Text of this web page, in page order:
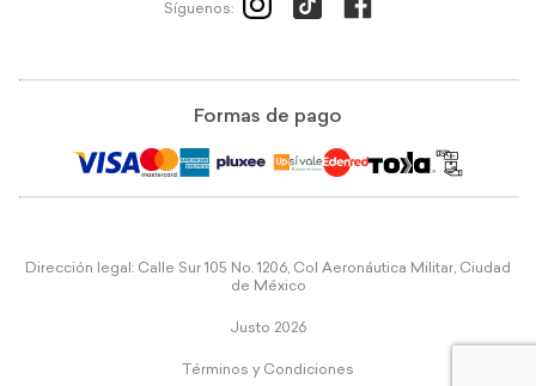
Síguenos:
Formas de pago
Dirección legal: Calle Sur 105 No. 1206, Col Aeronáutica Militar, Ciudad
de México
Justo 2026
Términos y Condiciones